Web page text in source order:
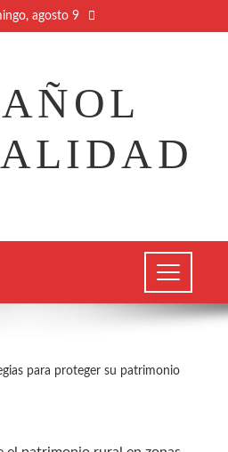
agosto 9
para proteger su patrimonio